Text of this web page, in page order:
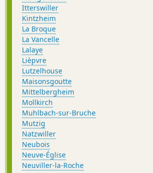
Itterswiller
Kintzheim
La Broque
La Vancelle
Lalaye
Lièpvre
Lutzelhouse
Maisonsgoutte
Mittelbergheim
Mollkirch
Muhlbach-sur-Bruche
Mutzig
Natzwiller
Neubois
Neuve-Église
Neuviller-la-Roche